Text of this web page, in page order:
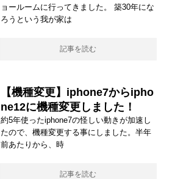
ョールームに行ってきました。 築30年にな
ろうという我が家は
記事を読む
【機種変更】iphone7からipho
ne12に機種変更しました！
約5年使ったiphone7の怪しい動きが加速し
たので、機種変更する事にしました。半年
前あたりから、時
記事を読む